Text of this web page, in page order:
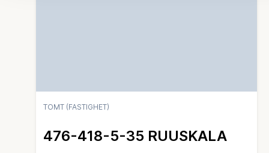
TOMT (FASTIGHET)
476-418-5-35 RUUSKALA